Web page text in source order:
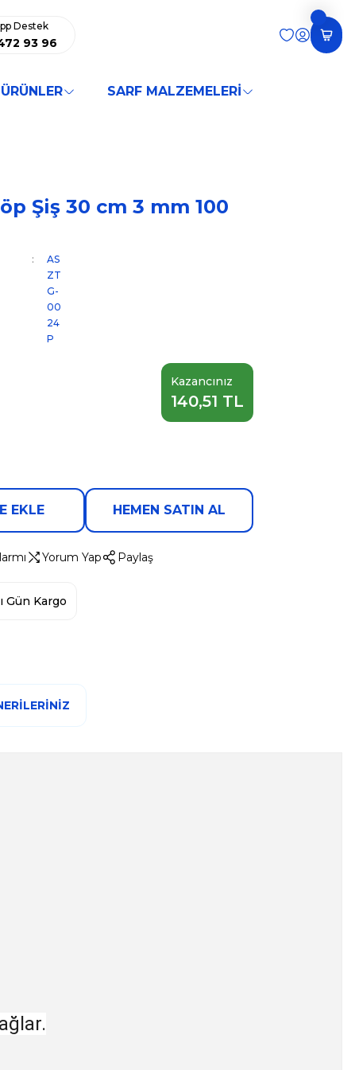
Destek
93 96
SARF MALZEMELERİ
Şiş 30 cm 3 mm 100
AS
ZT
G-
00
24
P
Kazancınız
140,51 TL
EKLE HEMEN SATIN AL
Yorum Yap Paylaş
Gün Kargo